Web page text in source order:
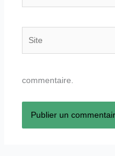
commentaire.